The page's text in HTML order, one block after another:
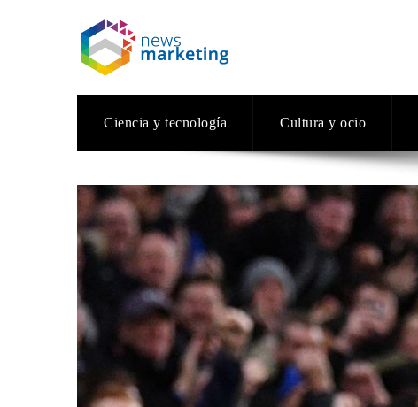
Ciencia y tecnología Cultura y ocio